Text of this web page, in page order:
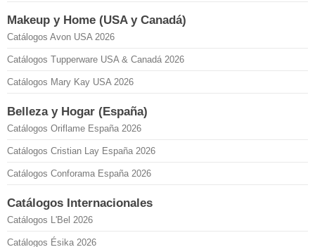
Makeup y Home (USA y Canadá)
Catálogos Avon USA 2026
Catálogos Tupperware USA & Canadá 2026
Catálogos Mary Kay USA 2026
Belleza y Hogar (España)
Catálogos Oriflame España 2026
Catálogos Cristian Lay España 2026
Catálogos Conforama España 2026
Catálogos Internacionales
Catálogos L'Bel 2026
Catálogos Ésika 2026